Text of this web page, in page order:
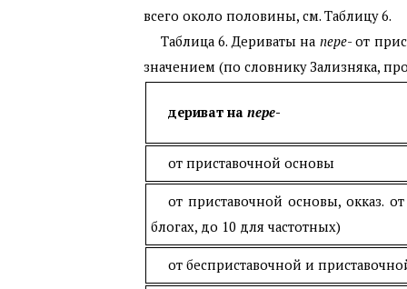
всего около половины, см. Таблицу 6.
Таблица 6. Дериваты на пере- от
значением (по словнику Зализняка,
дериват на пере-
от приставочной основы
от приставочной основы, окказ.
блогах, до 10 для частотных)
от бесприставочной и